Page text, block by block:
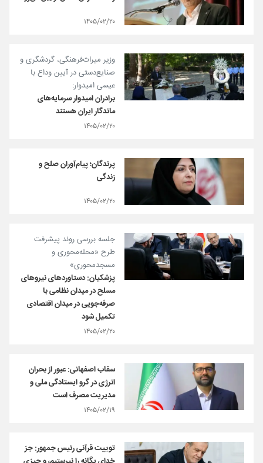
۱۴۰۵/۰۲/۲۰
وزیر میراث‌فرهنگی، گردشگری و
صنایع‌دستی در آیین وداع با
عیسی امیدوار:
برادران امیدوار سرمایه‌های
ماندگار ایران هستند
۱۴۰۵/۰۲/۲۰
پرندگان؛ پیام‌آوران صلح و
زندگی
۱۴۰۵/۰۲/۲۰
جلسه بررسی روند پیشرفت
طرح «محله‌محوری و
مسجدمحوری»
پزشکیان: دستاوردهای نیروهای
مسلح در میدان نظامی با
صرفه‌جویی در میدان اقتصادی
تکمیل شود
۱۴۰۵/۰۲/۲۰
سقاب اصفهانی: عبور از بحران
انرژی در گرو ایستادگی ملی و
مدیریت مصرف است
۱۴۰۵/۰۲/۱۹
توییت قرآنی رئیس جمهور: جز